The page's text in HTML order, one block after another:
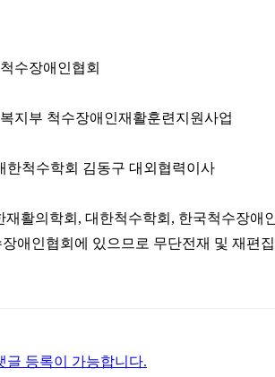
수장애인협회
지부 척수장애인재활훈련지원사업
한척수학회 김동구 대외협력이사
활의학회, 대한척수학회, 한국척수장애
애인협회에 있으므로 무단전재 및 재편
글 등록이 가능합니다.